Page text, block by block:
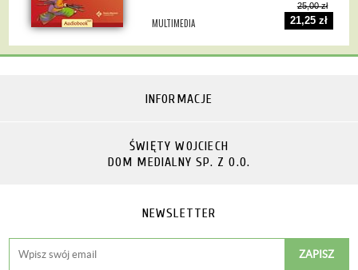
MULTIMEDIA
25,00 zł
21,25 zł
INFORMACJE
ŚWIĘTY WOJCIECH
DOM MEDIALNY SP. Z O.O.
NEWSLETTER